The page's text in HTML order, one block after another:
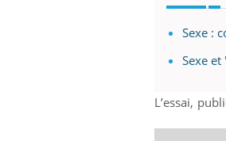
Sexe :
Sexe
L’essai,